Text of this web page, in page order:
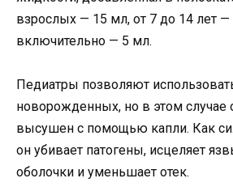
взрослых — 15 мл, от 7 до 14 лет —
включительно — 5 мл.
Педиатры позволяют
новорожденных, но в этом случае
высушен с помощью капли. Как
он убивает патогены, исцеляет
оболочки и уменьшает отек.